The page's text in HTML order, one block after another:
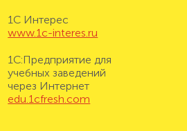
1С Интерес
www.1c-interes.ru
1С:Предприятие для
учебных заведений
через Интернет
edu.1cfresh.com